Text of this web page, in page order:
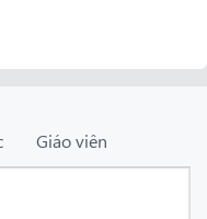
Giáo viên